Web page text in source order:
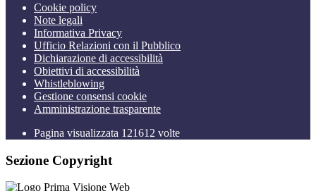
Cookie policy
Note legali
Informativa Privacy
Ufficio Relazioni con il Pubblico
Dichiarazione di accessibilità
Obiettivi di accessibilità
Whistleblowing
Gestione consensi cookie
Amministrazione trasparente
Pagina visualizzata 121612 volte
Sezione Copyright